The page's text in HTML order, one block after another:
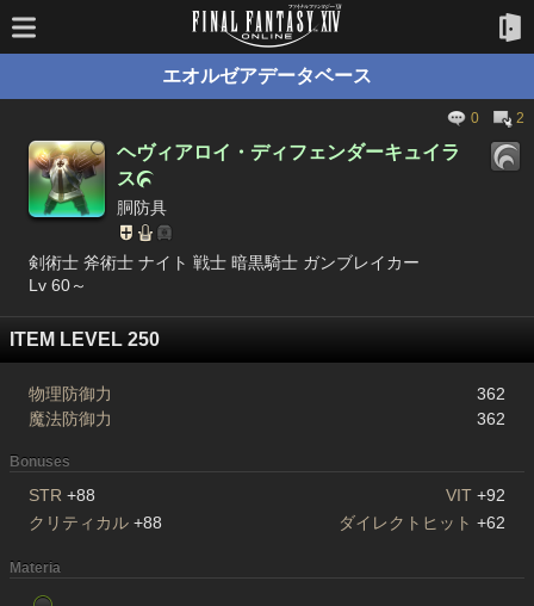
エオルゼアデータベース
0 2
ヘヴィアロイ・ディフェンダーキュイラ
ス
胴防具
剣術士 斧術士 ナイト 戦士 暗黒騎士 ガンブレイカー
Lv 60～
ITEM LEVEL 250
物理防御力
362
魔法防御力
362
Bonuses
STR +88 VIT +92
クリティカル +88 ダイレクトヒット +62
Materia